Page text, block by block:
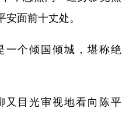
面前十丈处。
一个倾国倾城，堪称绝
又目光审视地看向陈平